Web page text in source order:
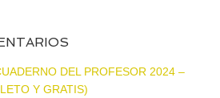
DEL PROFESOR 2024 –
Y GRATIS)